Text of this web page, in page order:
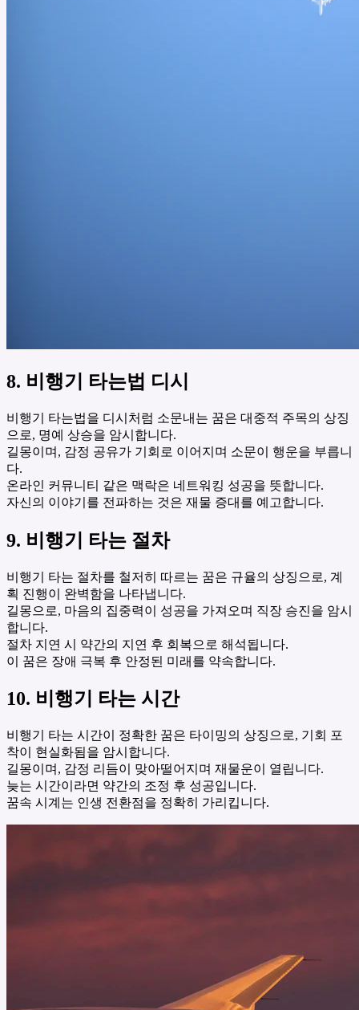
8. 비행기 타는법 디시
비행기 타는법을 디시처럼 소문내는 꿈은 대중적 주목의 상징
으로, 명예 상승을 암시합니다.
길몽이며, 감정 공유가 기회로 이어지며 소문이 행운을 부릅니
다.
온라인 커뮤니티 같은 맥락은 네트워킹 성공을 뜻합니다.
자신의 이야기를 전파하는 것은 재물 증대를 예고합니다.
9. 비행기 타는 절차
비행기 타는 절차를 철저히 따르는 꿈은 규율의 상징으로, 계
획 진행이 완벽함을 나타냅니다.
길몽으로, 마음의 집중력이 성공을 가져오며 직장 승진을 암시
합니다.
절차 지연 시 약간의 지연 후 회복으로 해석됩니다.
이 꿈은 장애 극복 후 안정된 미래를 약속합니다.
10. 비행기 타는 시간
비행기 타는 시간이 정확한 꿈은 타이밍의 상징으로, 기회 포
착이 현실화됨을 암시합니다.
길몽이며, 감정 리듬이 맞아떨어지며 재물운이 열립니다.
늦는 시간이라면 약간의 조정 후 성공입니다.
꿈속 시계는 인생 전환점을 정확히 가리킵니다.